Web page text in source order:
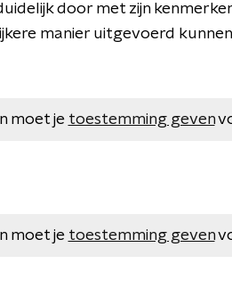
door met zijn
manier uitgevoerd
moet je toestemming geven
moet je toestemming geven